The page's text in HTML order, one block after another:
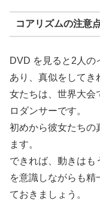
コアリズムの注意
DVD を見ると2人の
あり、真似をしてき
女たちは、世界大会
ロダンサーです。
初めから彼女たちの
ます。
できれば、動きはも
を意識しながらも精
ておきましょう。